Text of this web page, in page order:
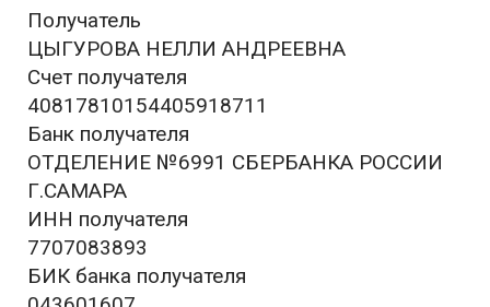
Получатель
ЦЫГУРОВА НЕЛЛИ АНДРЕЕВНА
Счет получателя
40817810154405918711
Банк получателя
ОТДЕЛЕНИЕ №6991 СБЕРБАНКА РОССИИ
Г.САМАРА
ИНН получателя
7707083893
БИК банка получателя